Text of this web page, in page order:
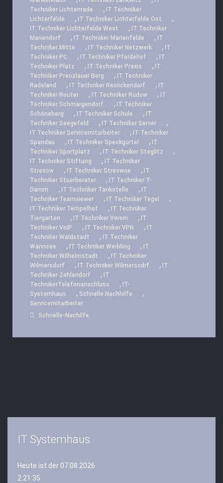
Techniker Lichtenrade
, IT Techniker
Lichterfelde
, IT Techniker Lichterfelde Ost ,
IT Techniker Lichterfelde West , IT Techniker
Mariendorf
, IT Techniker Marienfelde , IT
Techniker Mitte
, IT Techniker Netzwerk , IT
Techniker PC
, IT Techniker Pferdehof , IT
Techniker Platz
, IT Techniker Praxis , IT
Techniker Prenzlauer Berg
, IT Techniker
Radeland
, IT Techniker Reinickendorf , IT
Techniker Router
, IT Techniker Rudow , IT
Techniker Schmargendorf
, IT Techniker
Schöneberg
, IT Techniker Schule , IT
Techniker Seegefeld
, IT Techniker Server ,
IT Techniker Servicemitarbeiter , IT Techniker
Spandau
, IT Techniker Speckgürtel , IT
Techniker Sportplatz
, IT Techniker Steglitz ,
IT Techniker Stiftung , IT Techniker
Stresow
, IT Techniker Streswoe , IT
Techniker Stuerberater
, IT Techniker T-
Damm
, IT Techniker Tankstelle , IT
Techniker Teamviewer
, IT Techniker Tegel ,
IT Techniker Tempelhof , IT Techniker
Tiergarten
, IT Techniker Verein , IT
Techniker VoIP
, IT Techniker VPN , IT
Techniker Waldstadt
, IT Techniker
Wannsee
, IT Techniker Wedding , IT
Techniker Wilhelmstadt
, IT Techniker
Wilmersdorf
, IT Techniker Wilmersodrf , IT
Techniker Zehlendorf
, IT
TechnikerTelefonanschluss
, IT-
Systemhaus
, Schnelle Nachhilfe ,
Servicemitarbeiter
Schnelle-Nachilfe
IT Systemhaus
Heute ist der 07.08.2026
2:21:35